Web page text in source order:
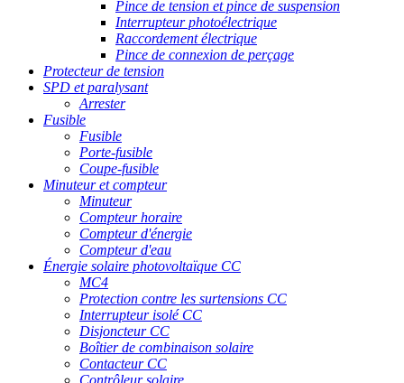
Pince de tension et pince de suspension
Interrupteur photoélectrique
Raccordement électrique
Pince de connexion de perçage
Protecteur de tension
SPD et paralysant
Arrester
Fusible
Fusible
Porte-fusible
Coupe-fusible
Minuteur et compteur
Minuteur
Compteur horaire
Compteur d'énergie
Compteur d'eau
Énergie solaire photovoltaïque CC
MC4
Protection contre les surtensions CC
Interrupteur isolé CC
Disjoncteur CC
Boîtier de combinaison solaire
Contacteur CC